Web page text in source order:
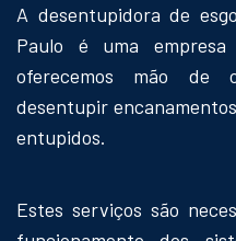
A desentupidora de
Paulo é uma
oferecemos mão de
desentupir
entupidos.
Estes serviços são